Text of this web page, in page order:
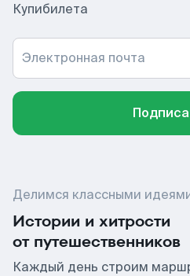
Купибилета
Электронная почта
Делимся классными
Истории и хитрости
от путешественников
Каждый день строим